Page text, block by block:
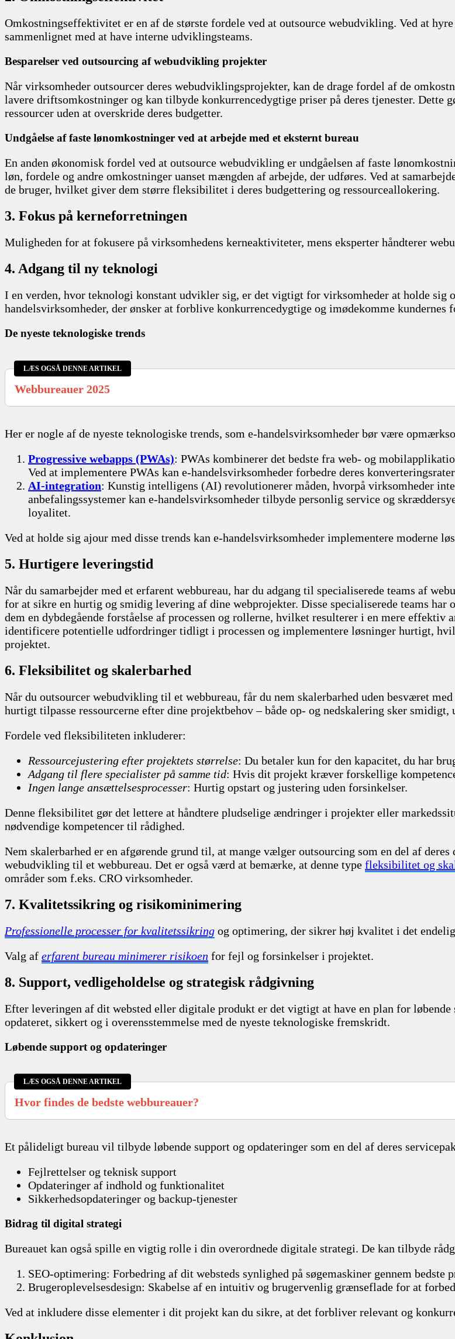
Omkostningseffektivitet er en af de største fordele ved at outsource webudvikling. Ved at
sammenlignet med at have interne udviklingsteams.
Besparelser ved outsourcing af webudvikling projekter
Når virksomheder outsourcer deres webudviklingsprojekter, kan de drage fordel af de
lavere driftsomkostninger og kan tilbyde konkurrencedygtige priser på deres tjenester. Dette
ressourcer uden at overskride deres budgetter.
Undgåelse af faste lønomkostninger ved at arbejde med et eksternt bureau
En anden økonomisk fordel ved at outsource webudvikling er undgåelsen af faste
løn, fordele og andre omkostninger uanset mængden af arbejde, der udføres. Ved at
de bruger, hvilket giver dem større fleksibilitet i deres budgettering og ressourceallokering.
3. Fokus på kerneforretningen
Muligheden for at fokusere på virksomhedens kerneaktiviteter, mens eksperter håndterer
4. Adgang til ny teknologi
I en verden, hvor teknologi konstant udvikler sig, er det vigtigt for virksomheder at holde sig
handelsvirksomheder, der ønsker at forblive konkurrencedygtige og imødekomme kundernes
De nyeste teknologiske trends
LÆS OGSÅ DENNE ARTIKEL
Webbureauer 2025
Her er nogle af de nyeste teknologiske trends, som e-handelsvirksomheder bør være
Progressive webapps (PWAs): PWAs kombinerer det bedste fra web- og
Ved at implementere PWAs kan e-handelsvirksomheder forbedre deres
AI-integration: Kunstig intelligens (AI) revolutionerer måden, hvorpå virksomheder
anbefalingssystemer kan e-handelsvirksomheder tilbyde personlig service og
loyalitet.
Ved at holde sig ajour med disse trends kan e-handelsvirksomheder implementere moderne
5. Hurtigere leveringstid
Når du samarbejder med et erfarent webbureau, har du adgang til specialiserede teams af
for at sikre en hurtig og smidig levering af dine webprojekter. Disse specialiserede teams
dem en dybdegående forståelse af processen og rollerne, hvilket resulterer i en mere effektiv
identificere potentielle udfordringer tidligt i processen og implementere løsninger hurtigt,
projektet.
6. Fleksibilitet og skalerbarhed
Når du outsourcer webudvikling til et webbureau, får du nem skalerbarhed uden besværet
hurtigt tilpasse ressourcerne efter dine projektbehov – både op- og nedskalering sker
Fordele ved fleksibiliteten inkluderer:
Ressourcejustering efter projektets størrelse: Du betaler kun for den kapacitet, du har
Adgang til flere specialister på samme tid: Hvis dit projekt kræver forskellige
Ingen lange ansættelsesprocesser: Hurtig opstart og justering uden forsinkelser.
Denne fleksibilitet gør det lettere at håndtere pludselige ændringer i projekter eller
nødvendige kompetencer til rådighed.
Nem skalerbarhed er en afgørende grund til, at mange vælger outsourcing som en del af
webudvikling til et webbureau. Det er også værd at bemærke, at denne type fleksibilitet og
områder som f.eks. CRO virksomheder.
7. Kvalitetssikring og risikominimering
Professionelle processer for kvalitetssikring og optimering, der sikrer høj kvalitet i det
Valg af erfarent bureau minimerer risikoen for fejl og forsinkelser i projektet.
8. Support, vedligeholdelse og strategisk rådgivning
Efter leveringen af dit websted eller digitale produkt er det vigtigt at have en plan for
opdateret, sikkert og i overensstemmelse med de nyeste teknologiske fremskridt.
Løbende support og opdateringer
LÆS OGSÅ DENNE ARTIKEL
Hvor findes de bedste webbureauer?
Et pålideligt bureau vil tilbyde løbende support og opdateringer som en del af deres
Fejlrettelser og teknisk support
Opdateringer af indhold og funktionalitet
Sikkerhedsopdateringer og backup-tjenester
Bidrag til digital strategi
Bureauet kan også spille en vigtig rolle i din overordnede digitale strategi. De kan tilbyde
SEO-optimering: Forbedring af dit websteds synlighed på søgemaskiner gennem bedste
Brugeroplevelsesdesign: Skabelse af en intuitiv og brugervenlig grænseflade for at
Ved at inkludere disse elementer i dit projekt kan du sikre, at det forbliver relevant og